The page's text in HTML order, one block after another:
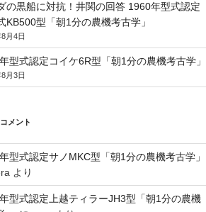
の黒船に対抗！井関の回答 1960年型式認定
KB500型「朝1分の農機考古学」
月4日
型式認定コイケ6R型「朝1分の農機考古学」
月3日
メント
型式認定サノMKC型「朝1分の農機考古学」
より
型式認定上越ティラーJH3型「朝1分の農機